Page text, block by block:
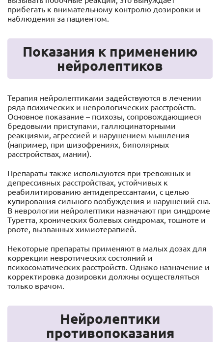
прибегать к внимательному контролю дозировки и
наблюдения за пациентом.
Показания к применению
нейролептиков
Терапия нейролептиками задействуются в лечении
ряда психических и неврологических расстройств.
Основное показание – психозы, сопровождающиеся
бредовыми приступами, галлюцинаторными
реакциями, агрессией и нарушением мышления
(например, при шизофрениях, биполярных
расстройствах, мании).
Препараты также используются при тревожных и
депрессивных расстройствах, устойчивых к
реабилитированию антидепрессантами, с целью
купирования сильного возбуждения и нарушений сна.
В неврологии нейролептики назначают при синдроме
Туретта, хронических болевых синдромах, тошноте и
рвоте, вызванных химиотерапией.
Некоторые препараты применяют в малых дозах для
коррекции невротических состояний и
психосоматических расстройств. Однако назначение и
корректировка дозировки должны осуществляться
только врачом.
Нейролептики
противопоказания